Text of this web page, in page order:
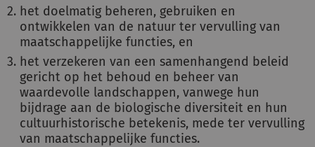
het doelmatig beheren, gebruiken en
ontwikkelen van de natuur ter vervulling van
maatschappelijke functies, en
het verzekeren van een samenhangend beleid
gericht op het behoud en beheer van
waardevolle landschappen, vanwege hun
bijdrage aan de biologische diversiteit en hun
cultuurhistorische betekenis, mede ter vervulling
van maatschappelijke functies.